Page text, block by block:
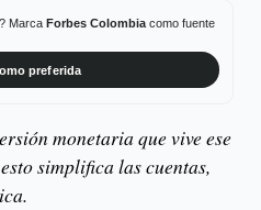
Marca Forbes Colombiacomo fuente
preferida
monetaria que vive ese
simplifica las cuentas,